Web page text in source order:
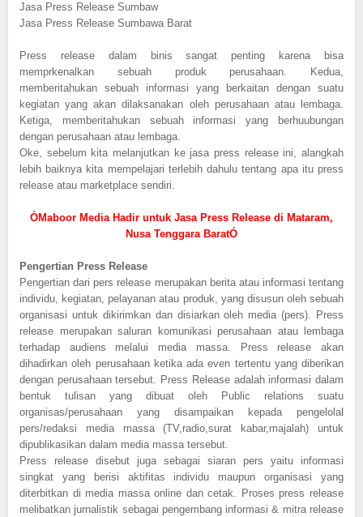
Jasa Press Release Sumbaw
Jasa Press Release Sumbawa Barat
Press release dalam binis sangat penting karena bisa
memprkenalkan sebuah produk perusahaan. Kedua,
memberitahukan sebuah informasi yang berkaitan dengan suatu
kegiatan yang akan dilaksanakan oleh perusahaan atau lembaga.
Ketiga, memberitahukan sebuah informasi yang berhuubungan
dengan perusahaan atau lembaga.
Oke, sebelum kita melanjutkan ke jasa press release ini, alangkah
lebih baiknya kita mempelajari terlebih dahulu tentang apa itu press
release atau marketplace sendiri.
ÒMaboor Media Hadir untuk Jasa Press Release di Mataram,
Nusa Tenggara BaratÓ
Pengertian Press Release
Pengertian dari pers release merupakan berita atau informasi tentang
individu, kegiatan, pelayanan atau produk, yang disusun oleh sebuah
organisasi untuk dikirimkan dan disiarkan oleh media (pers). Press
release merupakan saluran komunikasi perusahaan atau lembaga
terhadap audiens melalui media massa. Press release akan
dihadirkan oleh perusahaan ketika ada even tertentu yang diberikan
dengan perusahaan tersebut. Press Release adalah informasi dalam
bentuk tulisan yang dibuat oleh Public relations suatu
organisas/perusahaan yang disampaikan kepada pengelolal
pers/redaksi media massa (TV,radio,surat kabar,majalah) untuk
dipublikasikan dalam media massa tersebut.
Press release disebut juga sebagai siaran pers yaitu informasi
singkat yang berisi aktifitas individu maupun organisasi yang
diterbitkan di media massa online dan cetak. Proses press release
melibatkan jurnalistik sebagai pengembang informasi & mitra release